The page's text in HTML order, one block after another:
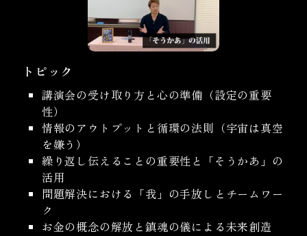
トピック
講演会の受け取り方と心の準備（設定の重要
性）
情報のアウトプットと循環の法則（宇宙は真空
を嫌う）
繰り返し伝えることの重要性と「そうかあ」の
活用
問題解決における「我」の手放しとチームワー
ク
お金の概念の解放と鎮魂の儀による未来創造